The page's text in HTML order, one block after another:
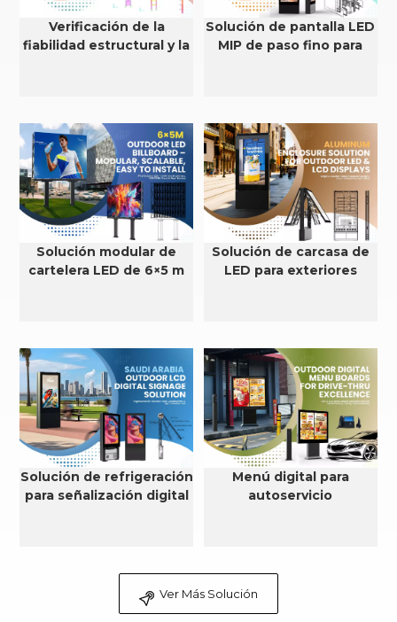
Verificación de la
fiabilidad estructural y la
Solución de pantalla LED
MIP de paso fino para
Solución modular de
cartelera LED de 6×5 m
Solución de carcasa de
LED para exteriores
Solución de refrigeración
para señalización digital
Menú digital para
autoservicio
Ver Más Solución